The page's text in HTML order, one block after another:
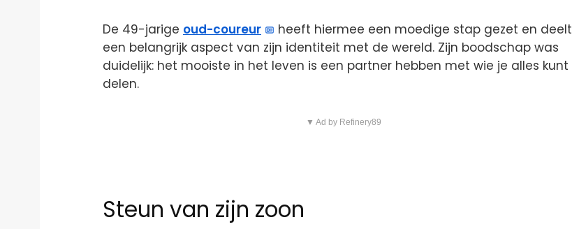
De 49-jarige oud-coureur
heeft hiermee een moedige stap gezet en deelt
een belangrijk aspect van zijn identiteit met de wereld. Zijn boodschap was
duidelijk: het mooiste in het leven is een partner hebben met wie je alles kunt
delen.
▼ Ad by Refinery89
Steun van zijn zoon